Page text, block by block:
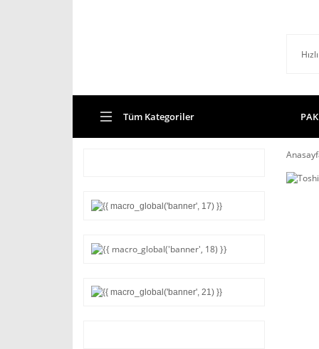
Tüm Kategoriler